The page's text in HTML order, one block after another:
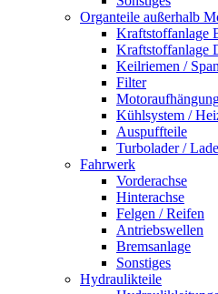
Organteile außerhalb
Kraftstoffanlage
Kraftstoffanlage
Keilriemen /
Filter
Kühlsystem /
Auspuffteile
Turbolader /
Fahrwerk
Vorderachse
Hinterachse
Felgen / Reifen
Antriebswellen
Bremsanlage
Sonstiges
Hydraulikteile